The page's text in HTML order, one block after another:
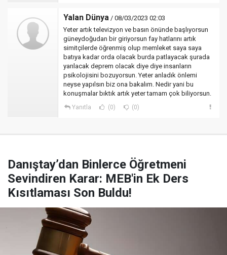
Yalan Dünya / 08/03/2023 02:03
Yeter artık televizyon ve basın önünde başlıyorsun
güneydoğudan bir giriyorsun fay hatlarını artık
simitçilerde öğrenmiş olup memleket saya saya
batıya kadar orda olacak burda patlayacak şurada
yarılacak deprem olacak diye diye insanların
psikolojisini bozuyorsun. Yeter anladık önlemi
neyse yapılsın biz ona bakalım. Nedir yani bu
konuşmalar bıktık artık yeter tamam çok biliyorsun.
Yanıtla (0) (0)
Danıştay’dan Binlerce Öğretmeni
Sevindiren Karar: MEB'in Ek Ders
Kısıtlaması Son Buldu!